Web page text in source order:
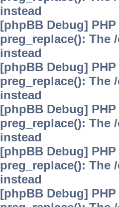
instead
[phpBB Debug]
preg_replace(): The
instead
[phpBB Debug]
preg_replace(): The
instead
[phpBB Debug]
preg_replace(): The
instead
[phpBB Debug]
preg_replace(): The
instead
[phpBB Debug]